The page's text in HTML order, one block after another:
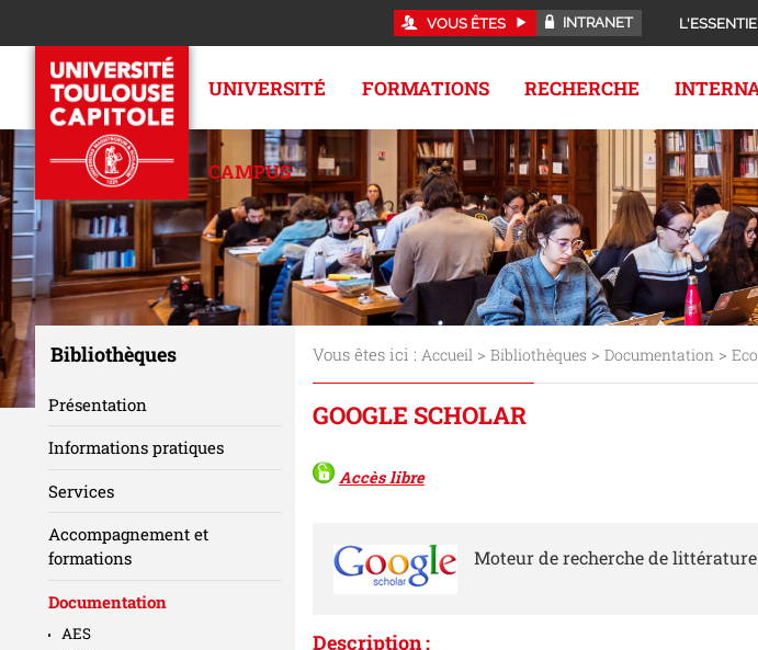
VOUS ÊTES INTRANET
UNIVERSITÉ FORMATIONS RECHERCHE
CAMPUS
Vous êtes ici : Accueil> Bibliothèques > Documentation>
GOOGLE SCHOLAR
Accès libre
Moteur de recherche de
Description :
Bibliothèques
Présentation
Informations pratiques
Services
Accompagnement et
formations
Documentation
AES